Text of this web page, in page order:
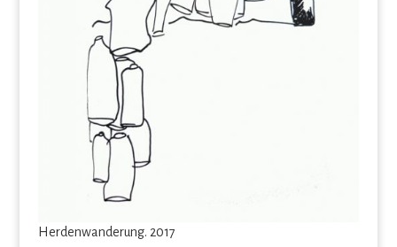
Herdenwanderung. 2017